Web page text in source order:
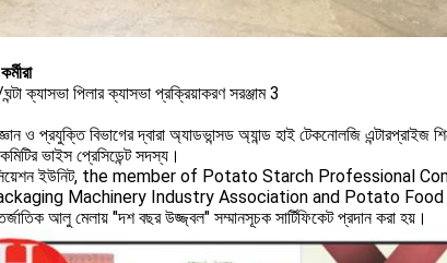
ও প্রযুক্তি বিভাগের দ্বারা অ্যাডভান্সড অ্যান্ড হাই টেকনোলজি এন্টারপ্রাইজ
ভাইস প্রেসিডেন্ট সদস্য।
ইউনিট, the member of Potato Starch Professional
Machinery Industry Association and Potato
আলু মেলায় "দশ বছর উজ্জ্বল" সম্মানসূচক সার্টিফিকেট প্রদান করা হয়।